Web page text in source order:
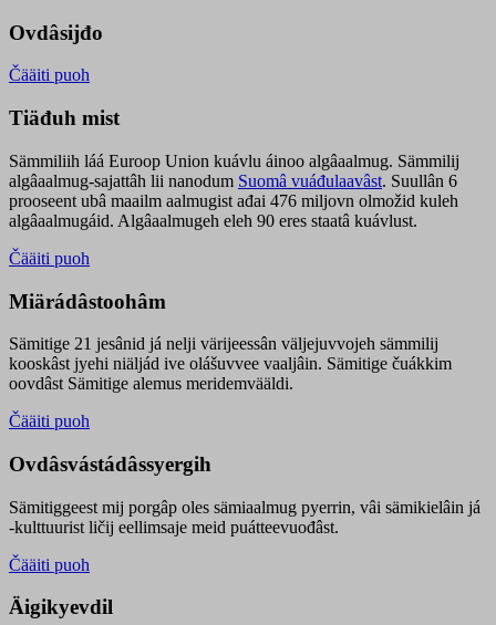
Ovdâsijđo
Čääiti puoh
Tiäđuh mist
Sämmiliih láá Euroop Union kuávlu áinoo algâaalmug. Sämmilij
algâaalmug-sajattâh lii nanodum Suomâ vuáđulaavâst. Suullân 6
prooseent ubâ maailm aalmugist ađai 476 miljovn olmožid kuleh
algâaalmugáid. Algâaalmugeh eleh 90 eres staatâ kuávlust.
Čääiti puoh
Miärádâstoohâm
Sämitige 21 jesânid já nelji värijeessân väljejuvvojeh sämmilij
kooskâst jyehi niäljád ive olášuvvee vaaljâin. Sämitige čuákkim
oovdâst Sämitige alemus meridemvääldi.
Čääiti puoh
Ovdâsvástádâssyergih
Sämitiggeest mij porgâp oles sämiaalmug pyerrin, vâi sämikielâin já
-kulttuurist ličij eellimsaje meid puátteevuođâst.
Čääiti puoh
Äigikyevdil